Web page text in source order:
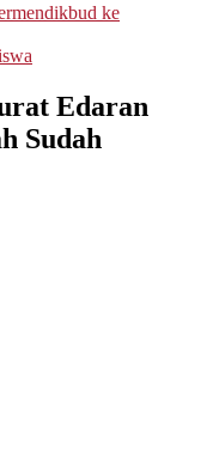
ke
Edaran
Sudah